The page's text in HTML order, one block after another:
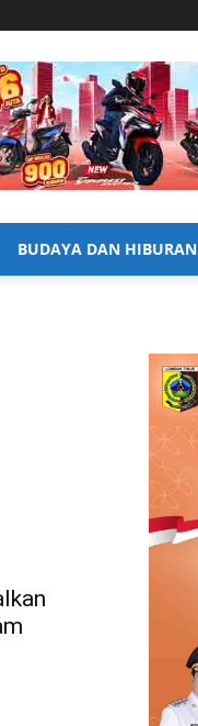
BUDAYA DAN HIBURAN